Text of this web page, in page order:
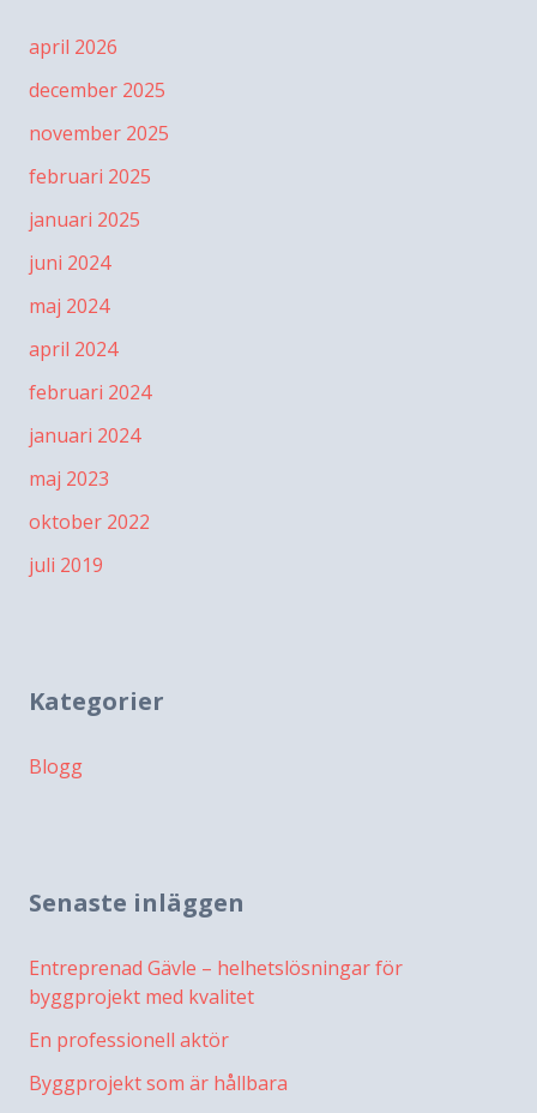
april 2026
december 2025
november 2025
februari 2025
januari 2025
juni 2024
maj 2024
april 2024
februari 2024
januari 2024
maj 2023
oktober 2022
juli 2019
Kategorier
Blogg
Senaste inläggen
Entreprenad Gävle – helhetslösningar för
byggprojekt med kvalitet
En professionell aktör
Byggprojekt som är hållbara